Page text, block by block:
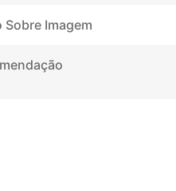
Sobre Imagem